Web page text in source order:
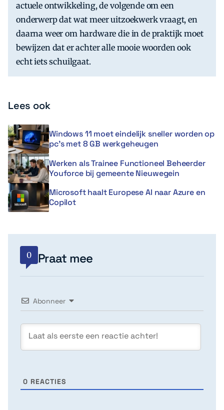
actuele ontwikkeling, de volgende om een
onderwerp dat wat meer uitzoekwerk vraagt, en
daarna weer om hardware die in de praktijk moet
bewijzen dat er achter alle mooie woorden ook
echt iets schuilgaat.
Lees ook
Windows 11 moet eindelijk sneller worden op
pc’s met 8 GB werkgeheugen
Werken als Trainee Functioneel Beheerder
Youforce bij gemeente Nieuwegein
Microsoft haalt Europese AI naar Azure en
Copilot
0 Praat mee
Abonneer
0 REACTIES